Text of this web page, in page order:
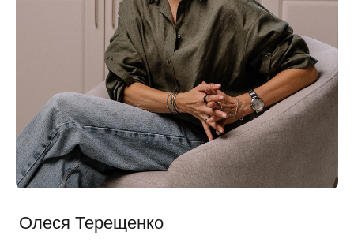
Олеся Терещенко
Оставьте заявку и наш менеджер
перезвонит вам в ближайшее время
Остались вопросы?